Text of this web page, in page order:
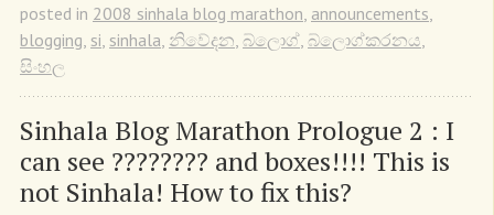
posted in 2008 sinhala blog marathon announcements
blogging si sinhala නිවේදන බ්ලොග් බ්ලොග්කරනය
සිංහල
Sinhala Blog Marathon Prologue 2 : I
can see ???????? and boxes!!!! This is
not Sinhala! How to fix this?